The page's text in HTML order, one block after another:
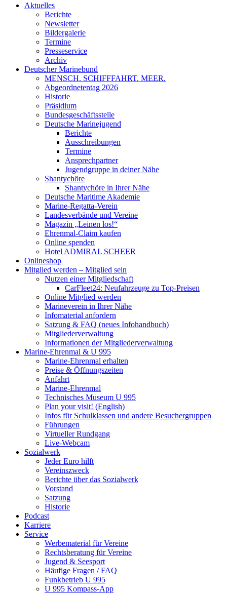
Aktuelles
Berichte
Newsletter
Bildergalerie
Termine
Presseservice
Archiv
Deutscher Marinebund
MENSCH. SCHIFFFAHRT. MEER.
Abgeordnetentag 2026
Historie
Präsidium
Bundesgeschäftsstelle
Deutsche Marinejugend
Berichte
Ausschreibungen
Termine
Ansprechpartner
Jugendgruppe in deiner Nähe
Shantychöre
Shantychöre in Ihrer Nähe
Deutsche Maritime Akademie
Marine-Regatta-Verein
Landesverbände und Vereine
Magazin „Leinen los!“
Ehrenmal-Claim kaufen
Online spenden
Hotel ADMIRAL SCHEER
Onlineshop
Mitglied werden – Mitglied sein
Nutzen einer Mitgliedschaft
CarFleet24: Neufahrzeuge zu Top-Preisen
Online Mitglied werden
Marineverein in Ihrer Nähe
Infomaterial anfordern
Satzung & FAQ (neues Infohandbuch)
Mitgliederverwaltung
Informationen der Mitgliederverwaltung
Marine-Ehrenmal & U 995
Marine-Ehrenmal erhalten
Preise & Öffnungszeiten
Anfahrt
Marine-Ehrenmal
Technisches Museum U 995
Plan your visit! (English)
Infos für Schulklassen und andere Besuchergruppen
Führungen
Virtueller Rundgang
Live-Webcam
Sozialwerk
Jeder Euro hilft
Vereinszweck
Berichte über das Sozialwerk
Vorstand
Satzung
Historie
Podcast
Karriere
Service
Werbematerial für Vereine
Rechtsberatung für Vereine
Jugend & Seesport
Häufige Fragen / FAQ
Funkbetrieb U 995
U 995 Kompass-App